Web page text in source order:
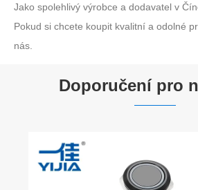
Jako spolehlivý výrobce a dodavatel v
Pokud si chcete koupit kvalitní a odolné
nás.
Doporučení pro